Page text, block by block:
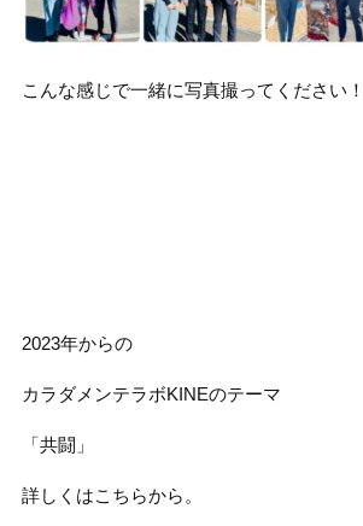
こんな感じで一緒に写真撮ってください！
2023年からの
カラダメンテラボKINEのテーマ
「共闘」
詳しくはこちらから。